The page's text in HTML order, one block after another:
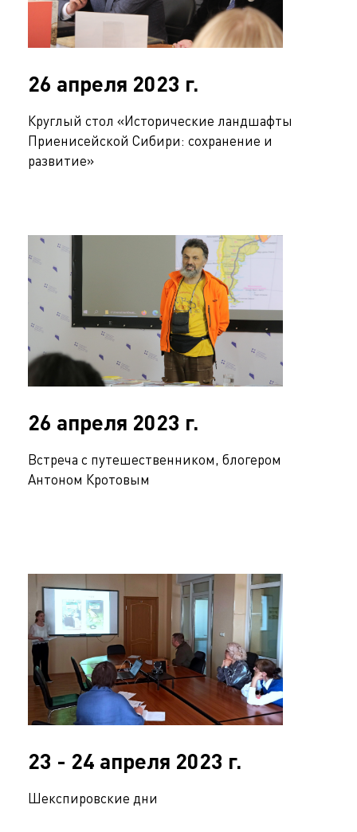
26 апреля 2023 г.
Круглый стол «Исторические ландшафты
Приенисейской Сибири: сохранение и
развитие»
26 апреля 2023 г.
Встреча с путешественником, блогером
Антоном Кротовым
23 - 24 апреля 2023 г.
Шекспировские дни